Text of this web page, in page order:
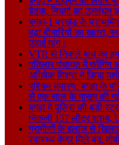
बैठक, नियमों का उल्लंघन
बगहा-1 प्रखंड के
बढ़ा बीमारियों का खतरा,
उठाई मांग।
VTR से निकले बाघ का
पतिलार पंचायत में फॉगिंग
अभिषेक मिश्रा ने किया
पश्चिम चंपारण: बगहा के
से एक साल के मासूम की
बगहा में पुलिस की बड़ी
निकली 157 लीटर शराब,
ग्रामीणों के इलाज से
स्वास्थ्य केंद्र मिले बंद,